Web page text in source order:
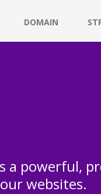
DOMAIN
a powerful,
websites.